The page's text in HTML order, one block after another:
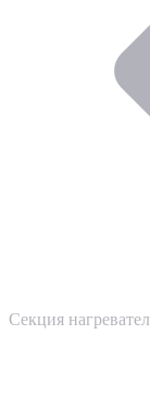
Секция